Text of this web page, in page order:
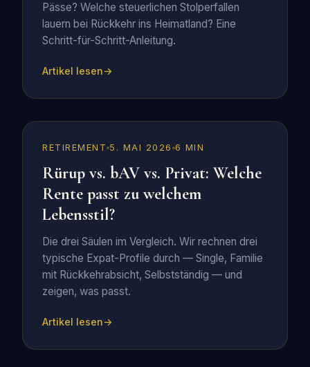
Pässe? Welche steuerlichen Stolperfallen
lauern bei Rückkehr ins Heimatland? Eine
Schritt-für-Schritt-Anleitung.
Artikel lesen
RETIREMENT 5. MAI 2026 6 MIN
Rürup vs. bAV vs. Privat: Welche
Rente passt zu welchem
Lebensstil?
Die drei Säulen im Vergleich. Wir rechnen drei
typische Expat-Profile durch — Single, Familie
mit Rückkehrabsicht, Selbstständig — und
zeigen, was passt.
Artikel lesen